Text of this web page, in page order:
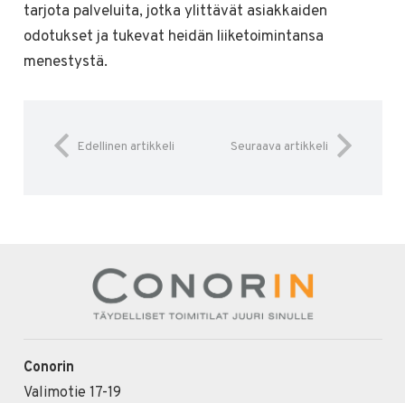
tarjota palveluita, jotka ylittävät asiakkaiden
odotukset ja tukevat heidän liiketoimintansa
menestystä.
Edellinen artikkeli Seuraava artikkeli
Conorin
Valimotie 17-19